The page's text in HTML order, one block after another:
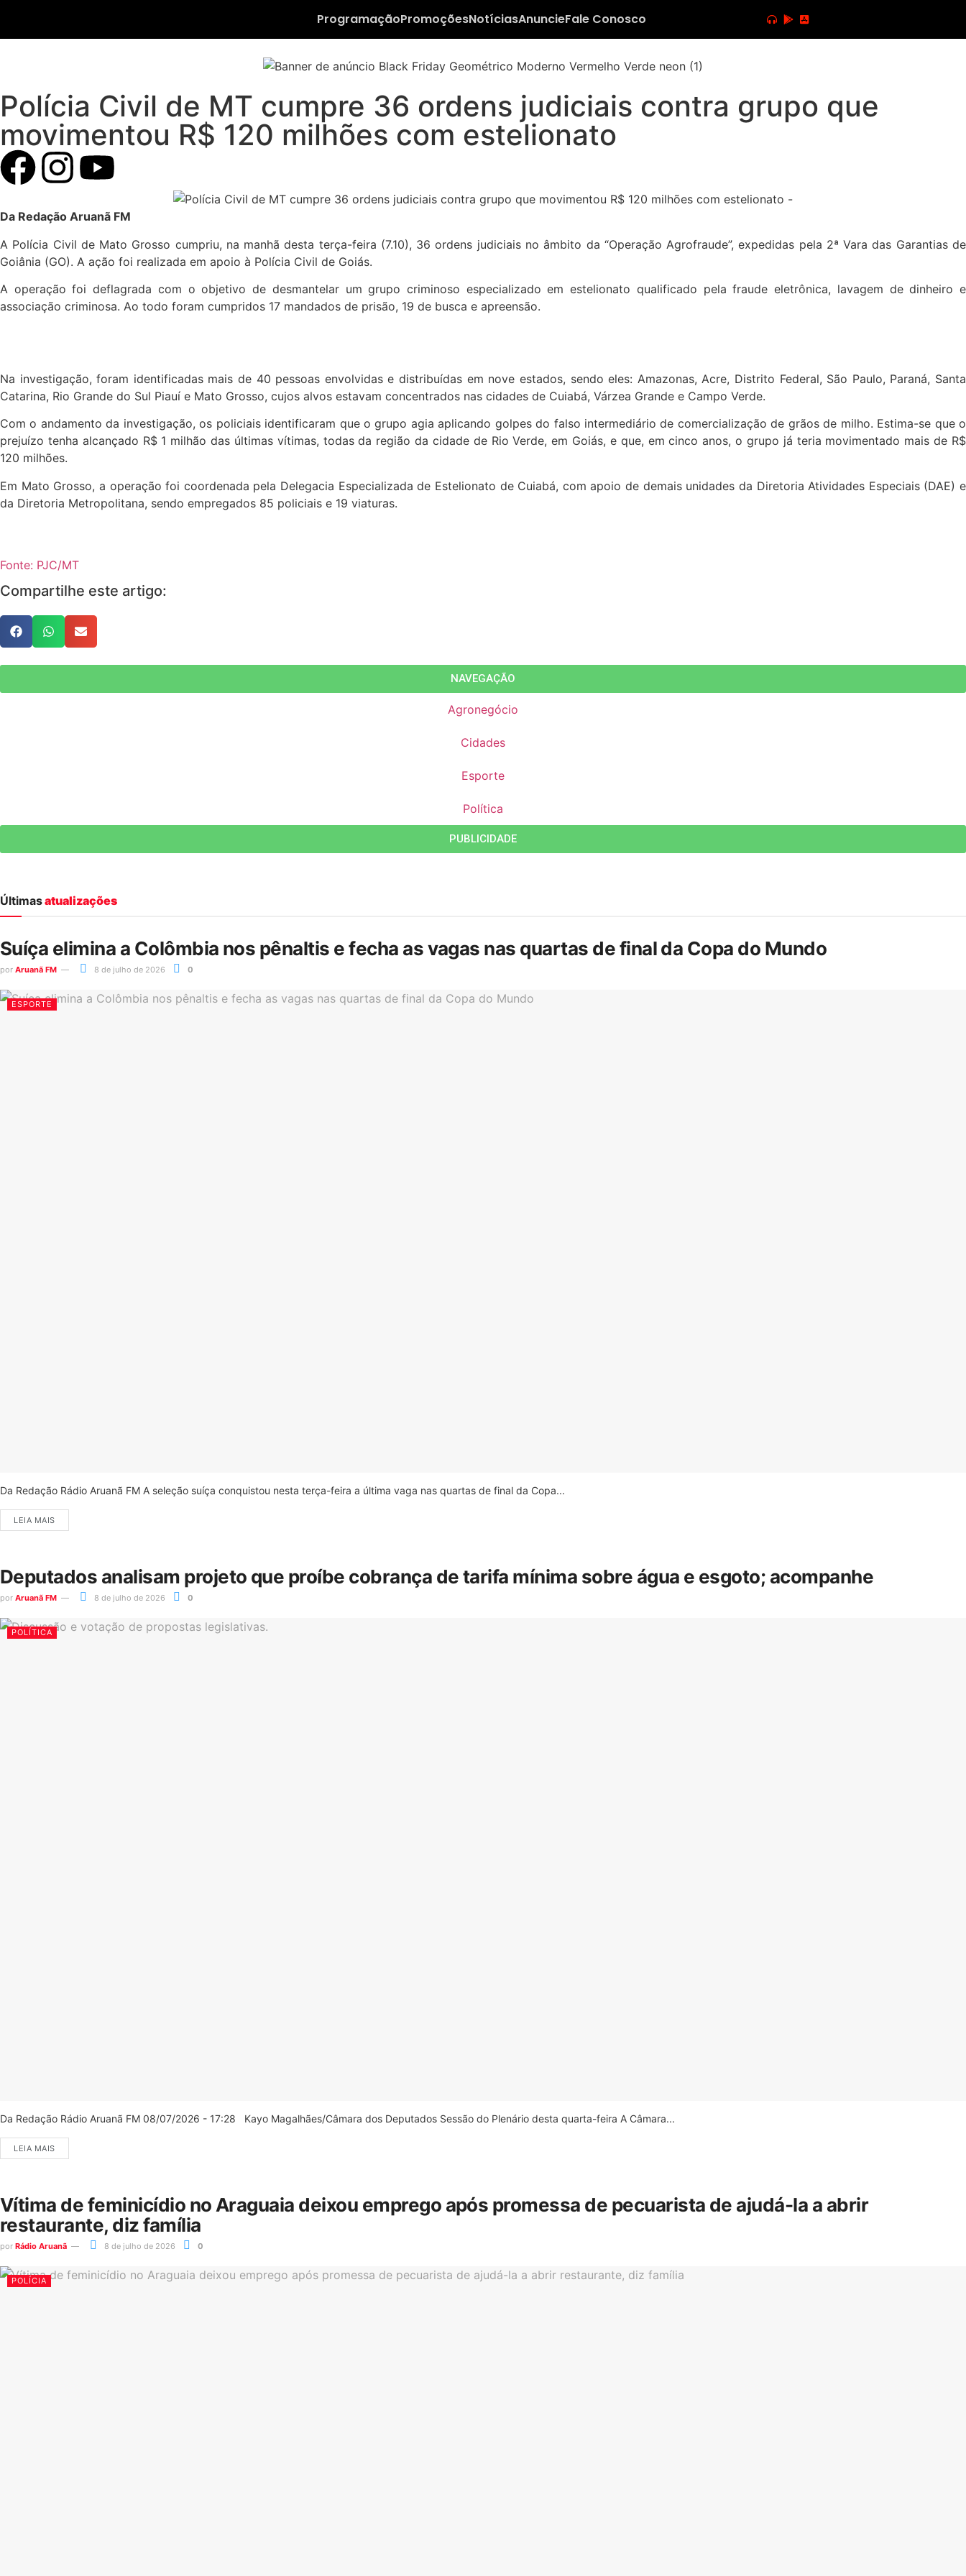
ProgramaçãoPromoçõesNotíciasAnuncieFale Conosco
Polícia Civil de MT cumpre 36 ordens judiciais contra grupo que
movimentou R$ 120 milhões com estelionato
Da Redação Aruanã FM
A Polícia Civil de Mato Grosso cumpriu, na manhã desta terça-feira (7.10), 36 ordens judiciais no âmbito da “Operação Agrofraude”, expedidas pela 2ª Vara das Garantias de
Goiânia (GO). A ação foi realizada em apoio à Polícia Civil de Goiás.
A operação foi deflagrada com o objetivo de desmantelar um grupo criminoso especializado em estelionato qualificado pela fraude eletrônica, lavagem de dinheiro e
associação criminosa. Ao todo foram cumpridos 17 mandados de prisão, 19 de busca e apreensão.
Na investigação, foram identificadas mais de 40 pessoas envolvidas e distribuídas em nove estados, sendo eles: Amazonas, Acre, Distrito Federal, São Paulo, Paraná, Santa
Catarina, Rio Grande do Sul Piauí e Mato Grosso, cujos alvos estavam concentrados nas cidades de Cuiabá, Várzea Grande e Campo Verde.
Com o andamento da investigação, os policiais identificaram que o grupo agia aplicando golpes do falso intermediário de comercialização de grãos de milho. Estima-se que o
prejuízo tenha alcançado R$ 1 milhão das últimas vítimas, todas da região da cidade de Rio Verde, em Goiás, e que, em cinco anos, o grupo já teria movimentado mais de R$
120 milhões.
Em Mato Grosso, a operação foi coordenada pela Delegacia Especializada de Estelionato de Cuiabá, com apoio de demais unidades da Diretoria Atividades Especiais (DAE) e
da Diretoria Metropolitana, sendo empregados 85 policiais e 19 viaturas.
Fonte: PJC/MT
Compartilhe este artigo:
NAVEGAÇÃO
Agronegócio
Cidades
Esporte
Política
PUBLICIDADE
Últimasatualizações
Suíça elimina a Colômbia nos pênaltis e fecha as vagas nas quartas de final da Copa do Mundo
por Aruanã FM 8 de julho de 2026 0
ESPORTE
Da Redação Rádio Aruanã FM A seleção suíça conquistou nesta terça-feira a última vaga nas quartas de final da Copa...
LEIA MAIS
Deputados analisam projeto que proíbe cobrança de tarifa mínima sobre água e esgoto; acompanhe
por Aruanã FM 8 de julho de 2026 0
POLÍTICA
Da Redação Rádio Aruanã FM 08/07/2026 - 17:28 Kayo Magalhães/Câmara dos Deputados Sessão do Plenário desta quarta-feira A Câmara...
LEIA MAIS
Vítima de feminicídio no Araguaia deixou emprego após promessa de pecuarista de ajudá-la a abrir
restaurante, diz família
por Rádio Aruanã 8 de julho de 2026 0
POLÍCIA